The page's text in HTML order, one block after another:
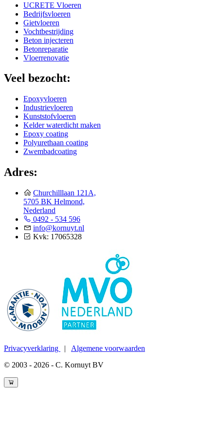
UCRETE Vloeren
Bedrijfsvloeren
Gietvloeren
Vochtbestrijding
Beton injecteren
Betonreparatie
Vloerrenovatie
Veel bezocht:
Epoxyvloeren
Industrievloeren
Kunststofvloeren
Kelder waterdicht maken
Epoxy coating
Polyurethaan coating
Zwembadcoating
Adres:
Churchilllaan 121A,
5705 BK Helmond,
Nederland
0492 - 534 596
info@kornuyt.nl
Kvk: 17065328
Privacyverklaring | Algemene voorwaarden
© 2003 - 2026 - C. Kornuyt BV